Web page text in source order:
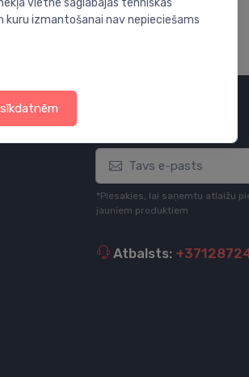
*Piesakies, lai saņemtu atlaižu
jauniem produktiem
Atbalsts:
vietnē saglabājas tehniskās
kuru izmantošanai nav nepieciešams